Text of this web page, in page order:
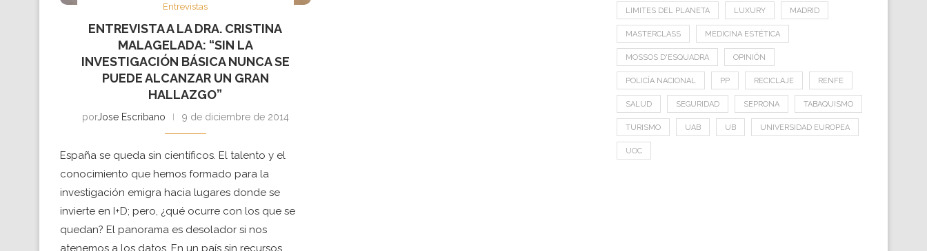
Entrevistas
ENTREVISTA A LA DRA. CRISTINA
MALAGELADA: “SIN LA
INVESTIGACIÓN BÁSICA NUNCA SE
PUEDE ALCANZAR UN GRAN
HALLAZGO”
porJose Escribano 9 de diciembre de 2014
España se queda sin científicos. El talento y el
conocimiento que hemos formado para la
investigación emigra hacia lugares donde se
invierte en I+D; pero, ¿qué ocurre con los que se
quedan? El panorama es desolador si nos
LIMITES DEL PLANETA LUXURY MADRID
MASTERCLASS MEDICINA ESTÉTICA
MOSSOS D'ESQUADRA OPINIÓN
POLICÍA NACIONAL PP RECICLAJE RENFE
SALUD SEGURIDAD SEPRONA TABAQUISMO
TURISMO UAB UB UNIVERSIDAD EUROPEA
UOC